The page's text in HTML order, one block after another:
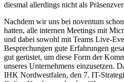
diesmal allerdings nicht als
Nachdem wir uns bei noventum
hatten, alle internen Meetings mit
und dabei sowohl mit Teams Live-
Besprechungen gute Erfahrungen
gut gerüstet, um diese Form der
unseres Unternehmens einzusetzen.
IHK Nordwestfalen, den 7. IT-